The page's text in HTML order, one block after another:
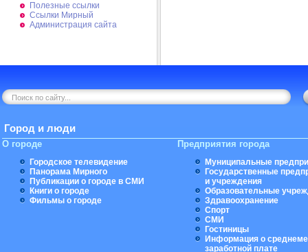
Полезные ссылки
Ссылки Мирный
Администрация сайта
Город и люди
О городе
Городское телевидение
Панорама Мирного
Публикации о городе в СМИ
Книги о городе
Фильмы о городе
Предприятия города
Муниципальные
Государственные
и учреждения
Образовательные
Здравоохранение
Спорт
СМИ
Гостиницы
Информация о
заработной плате